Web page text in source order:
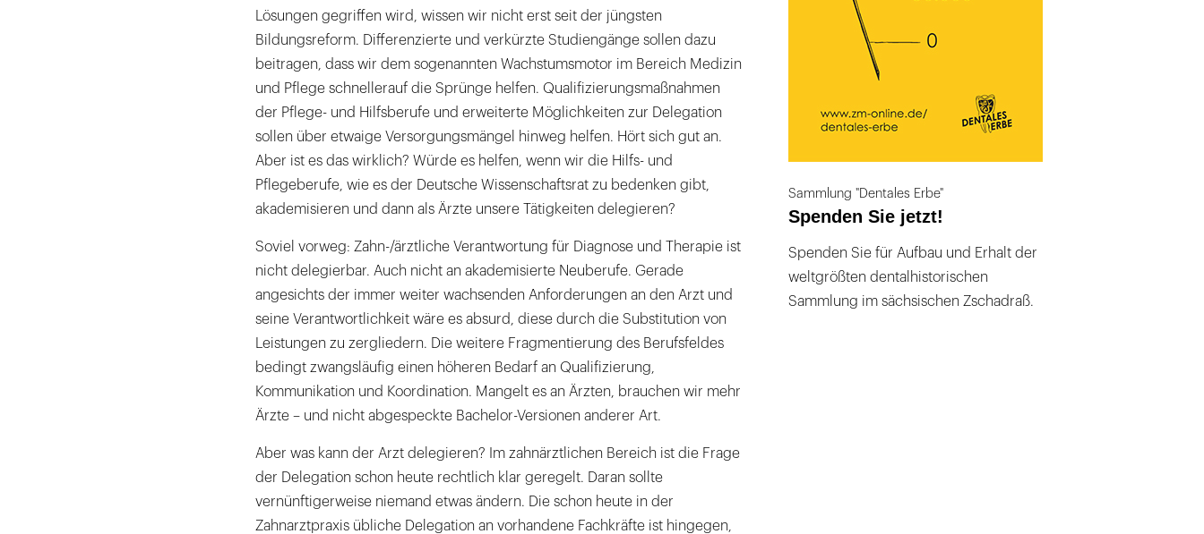
Lösungen gegriffen wird, wissen wir nicht erst seit der jüngsten
Bildungsreform. Differenzierte und verkürzte Studiengänge sollen dazu
beitragen, dass wir dem sogenannten Wachstumsmotor im Bereich Medizin
und Pflege schnellerauf die Sprünge helfen. Qualifizierungsmaßnahmen
der Pflege- und Hilfsberufe und erweiterte Möglichkeiten zur Delegation
sollen über etwaige Versorgungsmängel hinweg helfen. Hört sich gut an.
Aber ist es das wirklich? Würde es helfen, wenn wir die Hilfs- und
Pflegeberufe, wie es der Deutsche Wissenschaftsrat zu bedenken gibt,
akademisieren und dann als Ärzte unsere Tätigkeiten delegieren?
Soviel vorweg: Zahn-/ärztliche Verantwortung für Diagnose und Therapie ist
nicht delegierbar. Auch nicht an akademisierte Neuberufe. Gerade
angesichts der immer weiter wachsenden Anforderungen an den Arzt und
seine Verantwortlichkeit wäre es absurd, diese durch die Substitution von
Leistungen zu zergliedern. Die weitere Fragmentierung des Berufsfeldes
bedingt zwangsläufig einen höheren Bedarf an Qualifizierung,
Kommunikation und Koordination. Mangelt es an Ärzten, brauchen wir mehr
Ärzte – und nicht abgespeckte Bachelor-Versionen anderer Art.
Aber was kann der Arzt delegieren? Im zahnärztlichen Bereich ist die Frage
der Delegation schon heute rechtlich klar geregelt. Daran sollte
vernünftigerweise niemand etwas ändern. Die schon heute in der
Zahnarztpraxis übliche Delegation an vorhandene Fachkräfte ist hingegen,
Sammlung "Dentales Erbe"
Spenden Sie jetzt!
Spenden Sie für Aufbau und Erhalt der
weltgrößten dentalhistorischen
Sammlung im sächsischen Zschadraß.